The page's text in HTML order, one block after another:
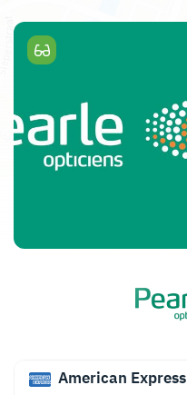
American Express